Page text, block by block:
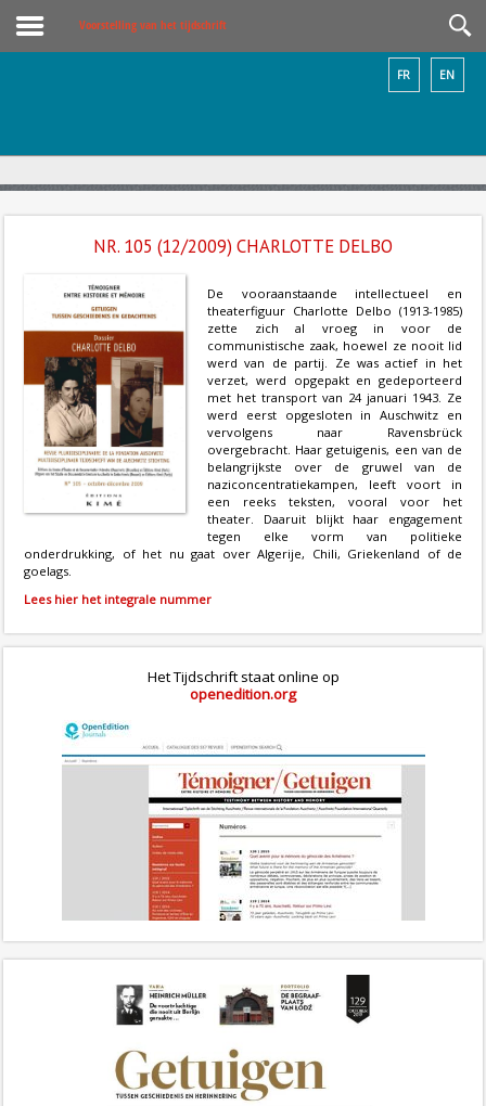
Voorstelling van het tijdschrift
EN
FR
NR. 105 (12/2009) CHARLOTTE DELBO
De vooraanstaande intellectueel en
theaterfiguur Charlotte Delbo (1913-1985)
zette zich al vroeg in voor de
communistische zaak, hoewel ze nooit lid
werd van de partij. Ze was actief in het
verzet, werd opgepakt en gedeporteerd
met het transport van 24 januari 1943. Ze
werd eerst opgesloten in Auschwitz en
vervolgens naar Ravensbrück
overgebracht. Haar getuigenis, een van de
belangrijkste over de gruwel van de
naziconcentratiekampen, leeft voort in
een reeks teksten, vooral voor het
theater. Daaruit blijkt haar engagement
tegen elke vorm van politieke
onderdrukking, of het nu gaat over Algerije, Chili, Griekenland of de
goelags.
Lees hier het integrale nummer
Het Tijdschrift staat online op
openedition.org